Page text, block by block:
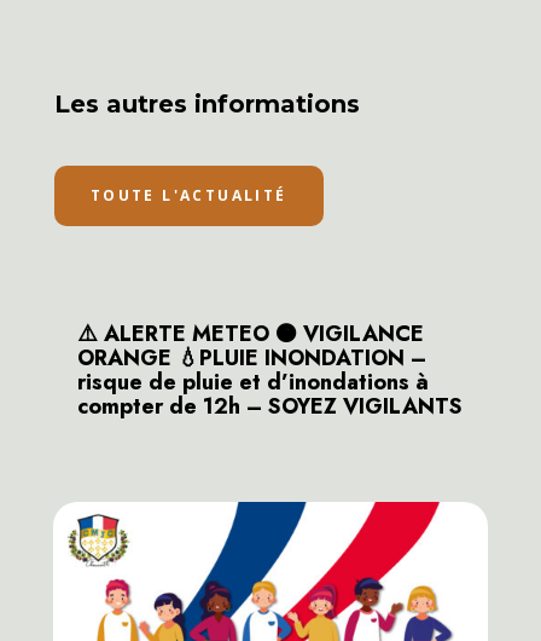
Les autres informations
TOUTE L'ACTUALITÉ
⚠️ ALERTE METEO 🟠 VIGILANCE
ORANGE 💧PLUIE INONDATION –
risque de pluie et d’inondations à
compter de 12h – SOYEZ VIGILANTS